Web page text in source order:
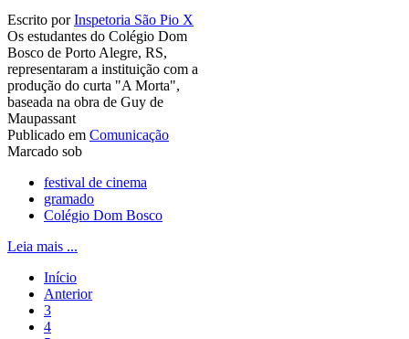
Escrito porInspetoria São Pio X
Os estudantes do Colégio Dom
Bosco de Porto Alegre, RS,
representaram a instituição com a
produção do curta "A Morta",
baseada na obra de Guy de
Maupassant
Publicado em Comunicação
Marcado sob
festival de cinema
gramado
Colégio Dom Bosco
Leia mais ...
Início
Anterior
3
4